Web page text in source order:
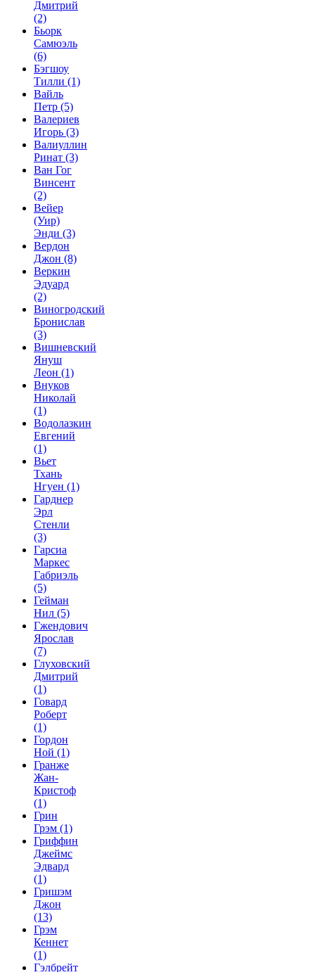
Дмитрий
(2)
Бьорк
Самюэль
(6)
Бэгшоу
Тилли (1)
Вайль
Петр (5)
Валериев
Игорь (3)
Валиуллин
Ринат (3)
Ван Гог
Винсент
(2)
Вейер
(Уир)
Энди (3)
Вердон
Джон (8)
Веркин
Эдуард
(2)
Виногродский
Бронислав
(3)
Вишневский
Януш
Леон (1)
Внуков
Николай
(1)
Водолазкин
Евгений
(1)
Вьет
Тхань
Нгуен (1)
Гарднер
Эрл
Стенли
(3)
Гарсиа
Маркес
Габриэль
(5)
Гейман
Нил (5)
Гжендович
Ярослав
(7)
Глуховский
Дмитрий
(1)
Говард
Роберт
(1)
Гордон
Ной (1)
Гранже
Жан-
Кристоф
(1)
Грин
Грэм (1)
Гриффин
Джеймс
Эдвард
(1)
Гришэм
Джон
(13)
Грэм
Кеннет
(1)
Гэлбрейт